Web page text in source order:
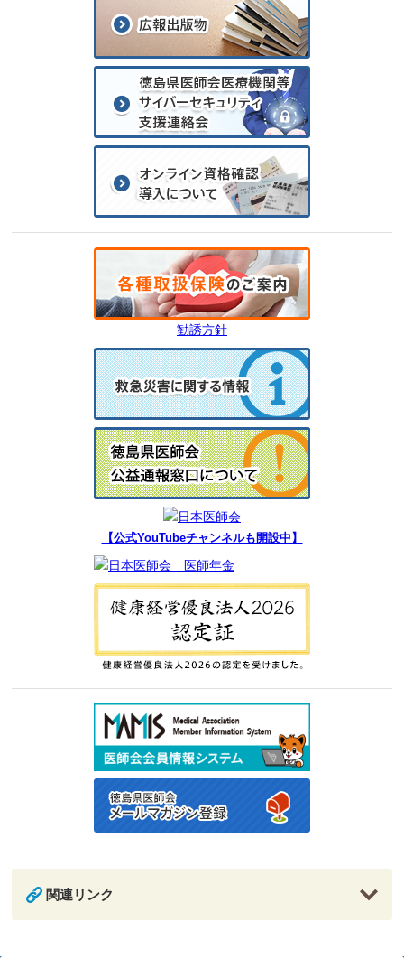
勧誘方針
【公式YouTubeチャンネルも開設中】
関連リンク